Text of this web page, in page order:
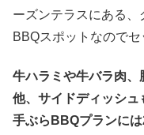
ーズンテラスにある
BBQスポットなのでセ
牛ハラミや牛バラ肉
他、サイドディッシュ
手ぶらBBQプランに